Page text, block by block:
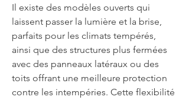
Il existe des modèles ouverts qui
laissent passer la lumière et la brise,
parfaits pour les climats tempérés,
ainsi que des structures plus fermées
avec des panneaux latéraux ou des
toits offrant une meilleure protection
contre les intempéries. Cette flexibilité